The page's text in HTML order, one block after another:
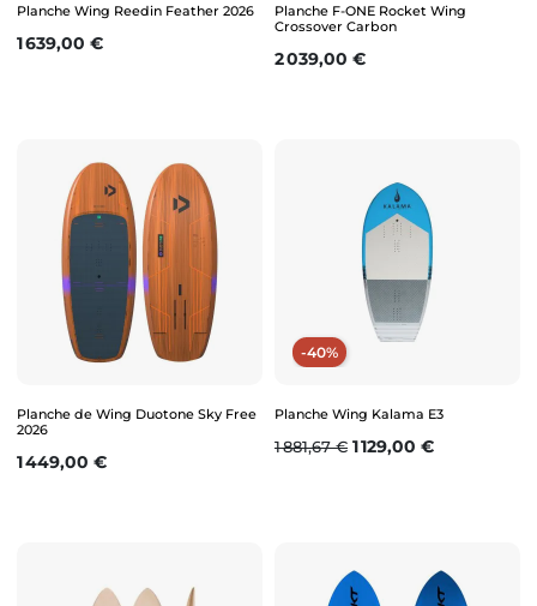
Planche Wing Reedin Feather 2026
Prix
1 639,00 €
Planche F-ONE Rocket Wing
Crossover Carbon
Prix
2 039,00 €
Planche de Wing Duotone Sky Free
2026
Prix
1 449,00 €
-40%
Planche Wing Kalama E3
Prix de base
1 881,67 € Prix
1 129,00 €